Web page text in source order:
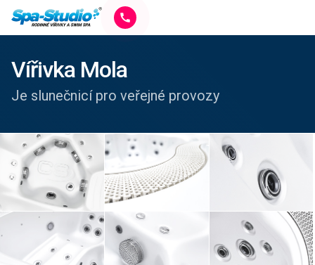
Vířivka Mola
Je slunečnicí pro veřejné provozy